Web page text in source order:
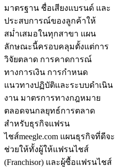
มาตรฐาน ชื่อเสียงแบรนด์ และ
ประสบการณ์ของลูกค้าให้
สม่ำเสมอในทุกสาขา แผน
ลักษณะนี้ครอบคลุมตั้งแต่การ
วิจัยตลาด การคาดการณ์
ทางการเงิน การกำหนด
แนวทางปฏิบัติและระบบดำเนิน
งาน มาตรการทางกฎหมาย
ตลอดจนกลยุทธ์การตลาด
สำหรับธุรกิจแฟรน
ไชส์meegle.com แผนธุรกิจที่ดีจะ
ช่วยให้ทั้งผู้ให้แฟรนไชส์
(Franchisor) และผู้ซื้อแฟรนไชส์